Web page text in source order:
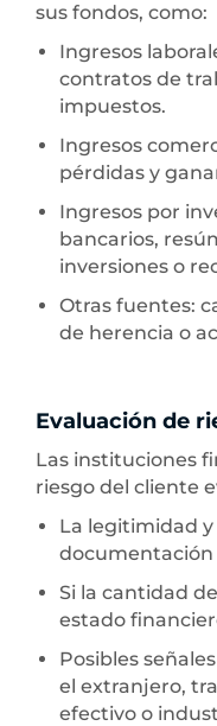
sus fondos, como:
Ingresos
contratos de
impuestos.
Ingresos
pérdidas y
Ingresos por
bancarios,
inversiones o
Otras fuentes:
de herencia o
Evaluación de
Las instituciones
riesgo del cliente
La legitimidad
Si la cantidad
estado
Posibles
el extranjero,
efectivo o